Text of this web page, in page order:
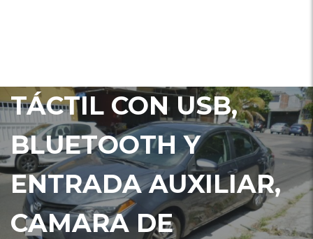
TÁCTIL CON USB,
BLUETOOTH Y
ENTRADA AUXILIAR,
CAMARA DE